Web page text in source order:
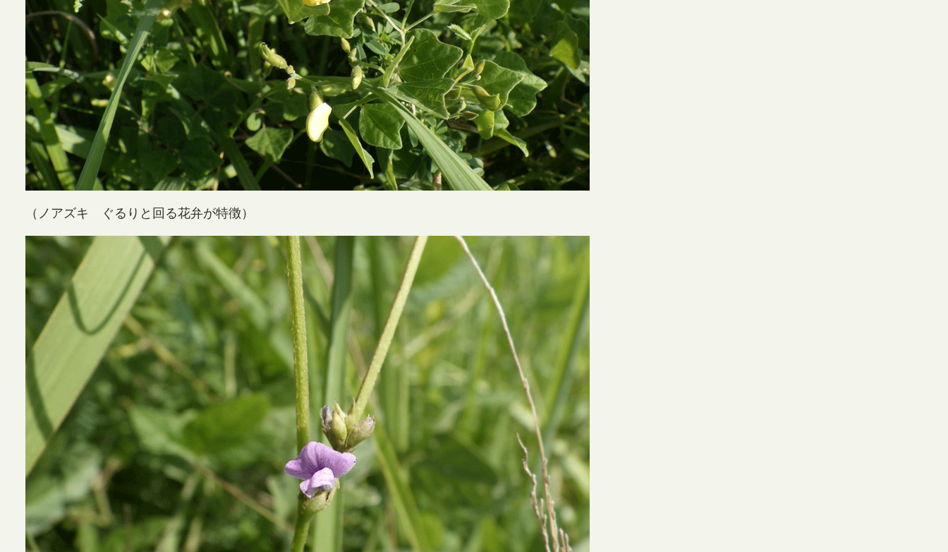
（ノアズキ ぐるりと回る花弁が特徴）